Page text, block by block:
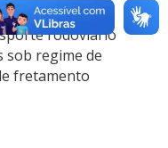
para a
rodoviário
sob regime de
fretamento